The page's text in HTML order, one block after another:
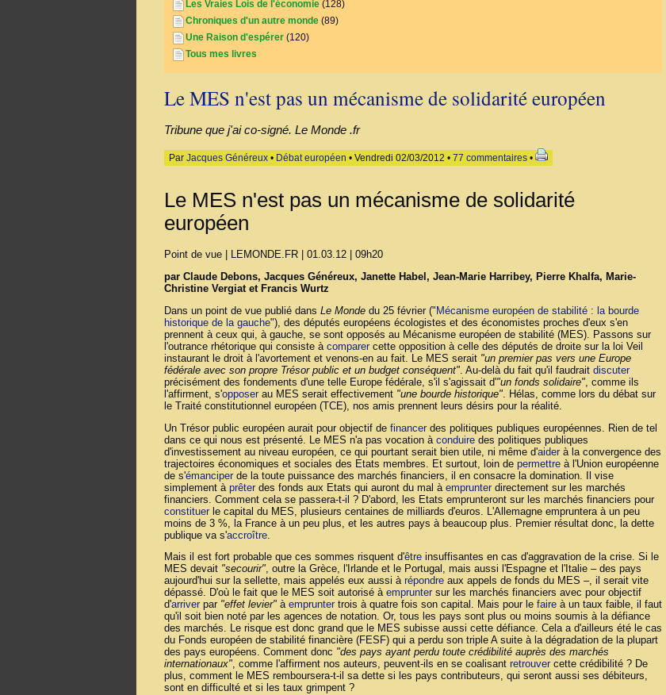
Les Vraies Lois de l'économie (128)
Chroniques d'un autre monde (89)
Une Raison d'espérer (120)
Tous mes livres
Le MES n'est pas un mécanisme de solidarité européen
Tribune que j'ai co-signé. Le Monde .fr
Par Jacques Généreux • Débat européen • Vendredi 02/03/2012 • 77 commentaires •
Le MES n'est pas un mécanisme de solidarité
européen
Point de vue | LEMONDE.FR | 01.03.12 | 09h20
par Claude Debons, Jacques Généreux, Janette Habel, Jean-Marie Harribey, Pierre Khalfa, Marie-
Christine Vergiat et Francis Wurtz
Dans un point de vue publié dans Le Monde du 25 février (" Mécanisme européen de stabilité : la bourde
historique de la gauche"), des députés européens écologistes et des économistes proches d'eux s'en
prennent à ceux qui, à gauche, se sont opposés au Mécanisme européen de stabilité (MES). Passons sur
l'outrance rhétorique qui consiste à comparercette opposition à celle des députés de droite sur la loi Veil
instaurant le droit à l'avortement et venons-en au fait. Le MES serait "un premier pas vers une Europe
fédérale avec son propre Trésor public et un budget conséquent" . Au-delà du fait qu'il faudrait discuter
précisément des fondements d'une telle Europe fédérale, s'il s'agissait d'"un fonds solidaire" , comme ils
l'affirment, s'opposerau MES serait effectivement "une bourde historique" . Hélas, comme lors du débat sur
le Traité constitutionnel européen (TCE), nos amis prennent leurs désirs pour la réalité.
Un Trésor public européen aurait pour objectif de financerdes politiques publiques européennes. Rien de tel
dans ce qui nous est présenté. Le MES n'a pas vocation à conduire des politiques publiques
d'investissement au niveau européen, ce qui pourtant serait bien utile, ni même d'aiderà la convergence des
trajectoires économiques et sociales des Etats membres. Et surtout, loin de permettre à l'Union européenne
de s'émanciperde la toute puissance des marchés financiers, il en consacre la domination. Il vise
simplement à prêterdes fonds aux Etats qui auront du mal à emprunterdirectement sur les marchés
financiers. Comment cela se passera-t-il ? D'abord, les Etats emprunteront sur les marchés financiers pour
constituerle capital du MES, plusieurs centaines de milliards d'euros. L'Allemagne empruntera à un peu
moins de 3 %, la France à un peu plus, et les autres pays à beaucoup plus. Premier résultat donc, la dette
publique va s'accroître
Mais il est fort probable que ces sommes risquent d'être insuffisantes en cas d'aggravation de la crise. Si le
MES devait "secourir", outre la Grèce, l'Irlande et le Portugal, mais aussi l'Espagne et l'Italie – des pays
aujourd'hui sur la sellette, mais appelés eux aussi à répondre aux appels de fonds du MES –, il serait vite
dépassé. D'où le fait que le MES soit autorisé à empruntersur les marchés financiers avec pour objectif
d'arriverpar "effet levier" à empruntertrois à quatre fois son capital. Mais pour le faire à un taux faible, il faut
qu'il soit bien noté par les agences de notation. Or, tous les pays sont plus ou moins soumis à la défiance
des marchés. Le risque est donc grand que le MES subisse aussi cette défiance. Cela a d'ailleurs été le cas
du Fonds européen de stabilité financière (FESF) qui a perdu son triple A suite à la dégradation de la plupart
des pays européens. Comment donc "des pays ayant perdu toute crédibilité auprès des marchés
internationaux", comme l'affirment nos auteurs, peuvent-ils en se coalisant retrouvercette crédibilité ? De
plus, comment le MES remboursera-t-il sa dette si les pays contributeurs, qui seront aussi ses débiteurs,
sont en difficulté et si les taux grimpent ?